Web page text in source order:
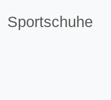
Sportschuhe